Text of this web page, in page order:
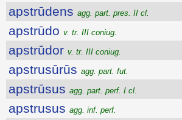
apstrūdens agg. part. pres. II cl.
apstrūdo v. tr. III coniug.
apstrūdor v. tr. III coniug.
apstrusūrūs agg. part. fut.
apstrūsus agg. part. perf. I cl.
apstrusus agg. inf. perf.